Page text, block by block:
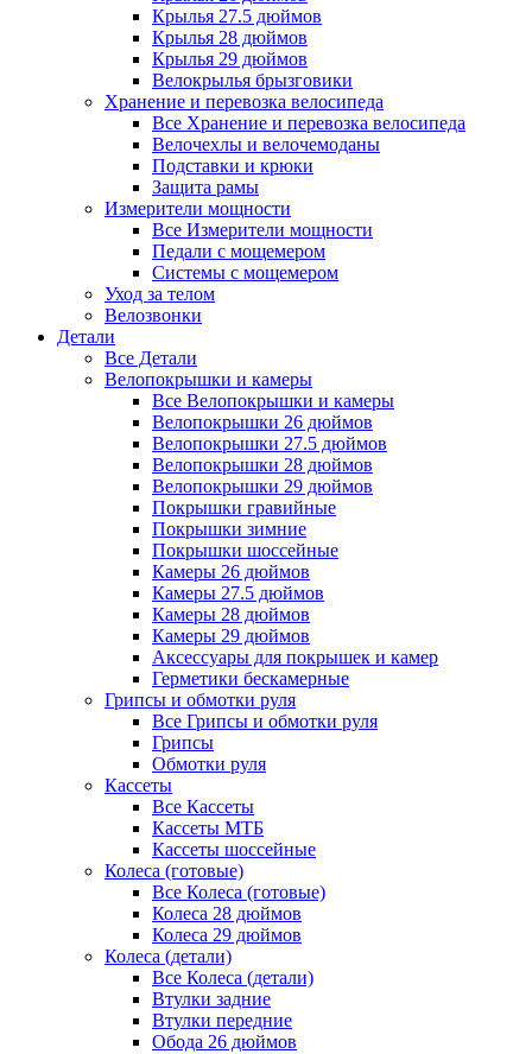
Крылья 27.5 дюймов
Крылья 28 дюймов
Крылья 29 дюймов
Велокрылья брызговики
Хранение и перевозка велосипеда
Все Хранение и перевозка велосипеда
Велочехлы и велочемоданы
Подставки и крюки
Защита рамы
Измерители мощности
Все Измерители мощности
Педали с мощемером
Системы с мощемером
Уход за телом
Велозвонки
Детали
Все Детали
Велопокрышки и камеры
Все Велопокрышки и камеры
Велопокрышки 26 дюймов
Велопокрышки 27.5 дюймов
Велопокрышки 28 дюймов
Велопокрышки 29 дюймов
Покрышки гравийные
Покрышки зимние
Покрышки шоссейные
Камеры 26 дюймов
Камеры 27.5 дюймов
Камеры 28 дюймов
Камеры 29 дюймов
Аксессуары для покрышек и камер
Герметики бескамерные
Грипсы и обмотки руля
Все Грипсы и обмотки руля
Грипсы
Обмотки руля
Кассеты
Все Кассеты
Кассеты МТБ
Кассеты шоссейные
Колеса (готовые)
Все Колеса (готовые)
Колеса 28 дюймов
Колеса 29 дюймов
Колеса (детали)
Все Колеса (детали)
Втулки задние
Втулки передние
Обода 26 дюймов